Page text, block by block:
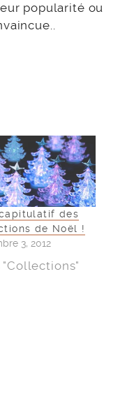
popularité ou
des
de Noël !
3, 2012
"Collections"